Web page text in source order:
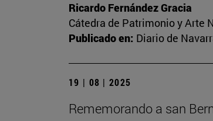
Ricardo Fernández Gracia
Cátedra de Patrimonio y Arte
Publicado en: Diario de
19 | 08 | 2025
Rememorando a san